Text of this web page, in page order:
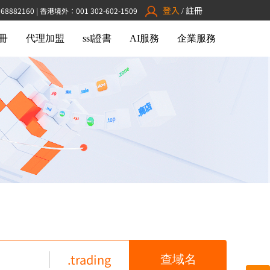
| 香港境外：001 302-602-1509 登入 / 註冊
代理加盟 ssl證書 AI服務 企業服務
.trading